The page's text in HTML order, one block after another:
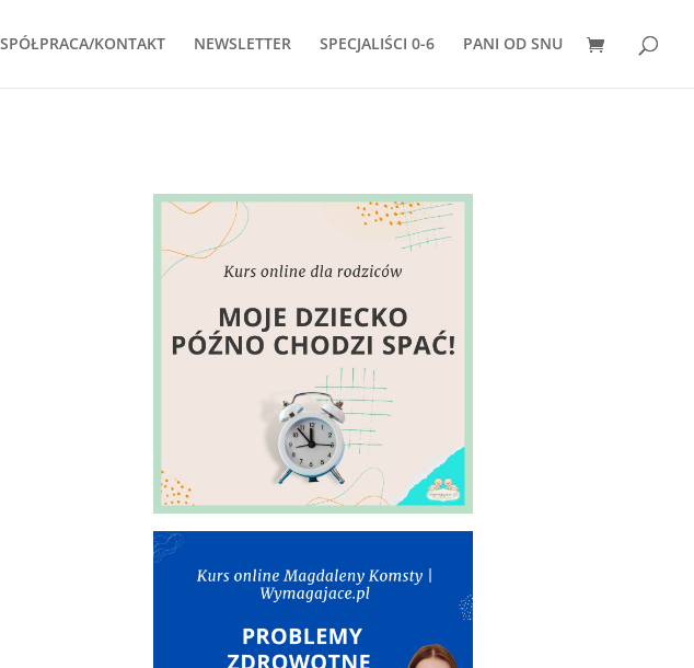
KONTAKT NEWSLETTER SPECJALIŚCI 0-6 PANI OD SNU